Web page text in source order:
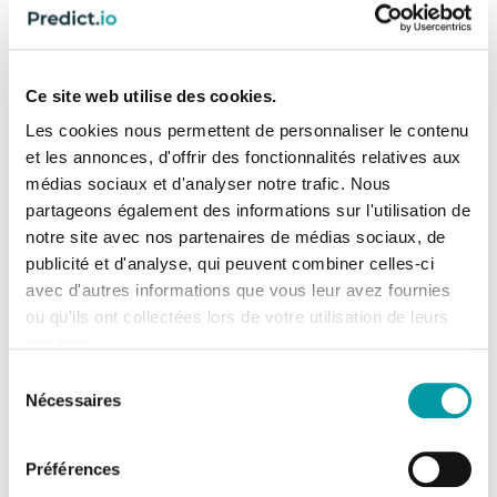
Ce site web utilise des cookies.
Les cookies nous permettent de personnaliser le contenu
et les annonces, d'offrir des fonctionnalités relatives aux
médias sociaux et d'analyser notre trafic. Nous
partageons également des informations sur l'utilisation de
notre site avec nos partenaires de médias sociaux, de
publicité et d'analyse, qui peuvent combiner celles-ci
avec d'autres informations que vous leur avez fournies
ou qu'ils ont collectées lors de votre utilisation de leurs
Quels cookies utilisons-nous ?
Lors de la consultation de la Plateforme, des cookies
sont déposés sur votre terminal.
Nécessaires
Préférences
Years of publishing Clients globally
1.